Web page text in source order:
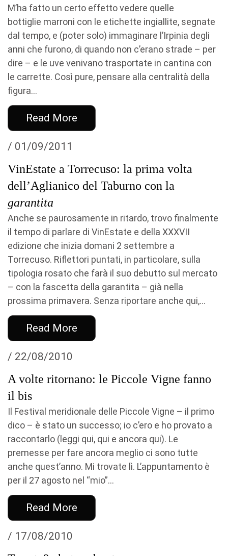
M’ha fatto un certo effetto vedere quelle
bottiglie marroni con le etichette ingiallite, segnate
dal tempo, e (poter solo) immaginare l’Irpinia degli
anni che furono, di quando non c’erano strade – per
dire – e le uve venivano trasportate in cantina con
le carrette. Così pure, pensare alla centralità della
figura...
Read More
/ 01/09/2011
VinEstate a Torrecuso: la prima volta
dell’Aglianico del Taburno con la
garantita
Anche se paurosamente in ritardo, trovo finalmente
il tempo di parlare di VinEstate e della XXXVII
edizione che inizia domani 2 settembre a
Torrecuso. Riflettori puntati, in particolare, sulla
tipologia rosato che farà il suo debutto sul mercato
– con la fascetta della garantita – già nella
prossima primavera. Senza riportare anche qui,...
Read More
/ 22/08/2010
A volte ritornano: le Piccole Vigne fanno
il bis
Il Festival meridionale delle Piccole Vigne – il primo
dico – è stato un successo; io c’ero e ho provato a
raccontarlo (leggi qui, qui e ancora qui). Le
premesse per fare ancora meglio ci sono tutte
anche quest’anno. Mi trovate lì. L’appuntamento è
per il 27 agosto nel “mio”...
Read More
/ 17/08/2010